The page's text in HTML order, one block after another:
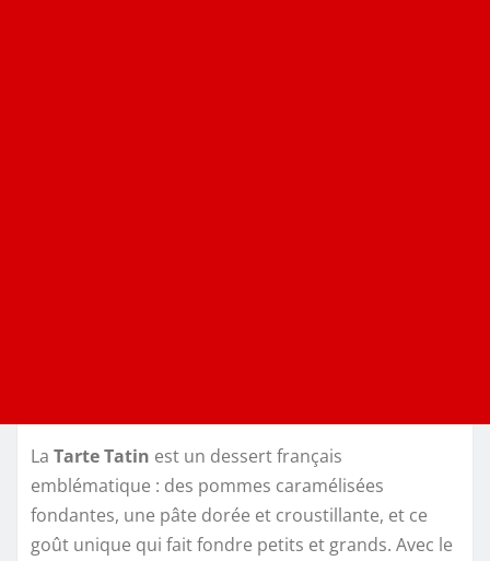
La Tarte Tatin est un dessert français
emblématique : des pommes caramélisées
fondantes, une pâte dorée et croustillante, et ce
goût unique qui fait fondre petits et grands. Avec le